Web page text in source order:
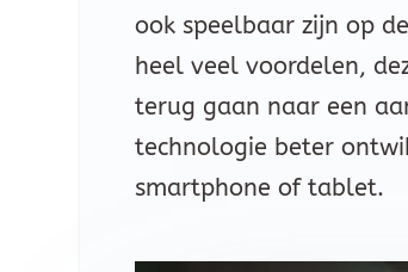
ook speelbaar zijn op
heel veel voordelen,
terug gaan naar een
technologie beter
smartphone of tablet.